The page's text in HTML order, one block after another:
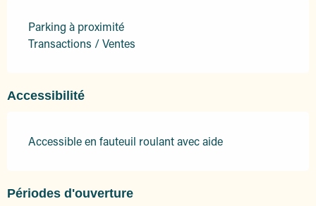
Parking à proximité
Transactions / Ventes
Accessibilité
Accessible en fauteuil roulant avec aide
Périodes d'ouverture